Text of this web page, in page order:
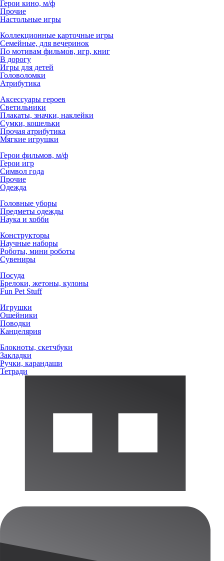
Герои кино, м/ф
Прочие
Настольные игры
Коллекционные карточные игры
Семейные, для вечеринок
По мотивам фильмов, игр, книг
В дорогу
Игры для детей
Головоломки
Атрибутика
Аксессуары героев
Светильники
Плакаты, значки, наклейки
Сумки, кошельки
Прочая атрибутика
Мягкие игрушки
Герои фильмов, м/ф
Герои игр
Символ года
Прочие
Одежда
Головные уборы
Предметы одежды
Наука и хобби
Конструкторы
Научные наборы
Роботы, мини роботы
Сувениры
Посуда
Брелоки, жетоны, кулоны
Fun Pet Stuff
Игрушки
Ошейники
Поводки
Канцелярия
Блокноты, скетчбуки
Закладки
Ручки, карандаши
Тетради